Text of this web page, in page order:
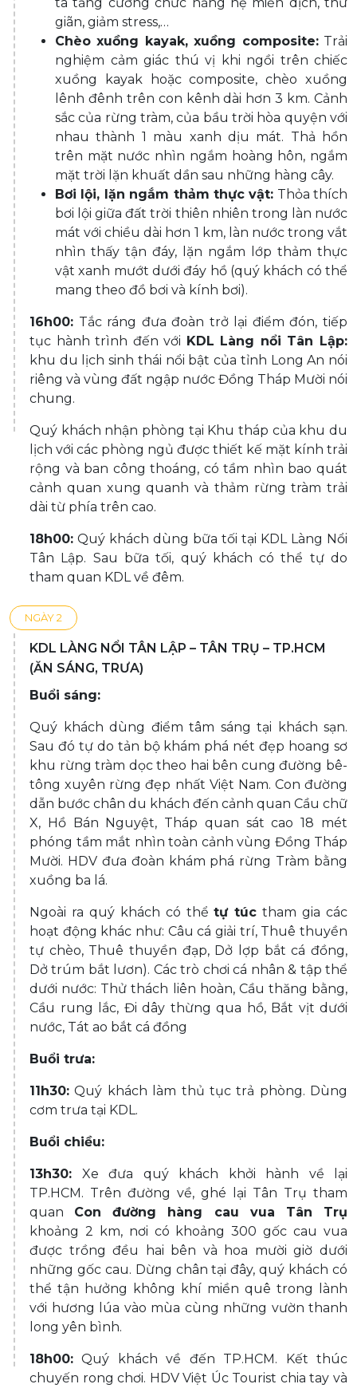
giãn, giảm stress,…
Chèo xuồng kayak, xuồng composite:Trải
nghiệm cảm giác thú vị khi ngồi trên chiếc
xuồng kayak hoặc composite, chèo xuồng
lênh đênh trên con kênh dài hơn 3 km. Cảnh
sắc của rừng tràm, của bầu trời hòa quyện với
nhau thành 1 màu xanh dịu mát. Thả hồn
trên mặt nước nhìn ngắm hoàng hôn, ngắm
mặt trời lặn khuất dần sau những hàng cây.
Bơi lội, lặn ngắm thảm thực vật: Thỏa thích
bơi lội giữa đất trời thiên nhiên trong làn nước
mát với chiều dài hơn 1 km, làn nước trong vắt
nhìn thấy tận đáy, lặn ngắm lớp thảm thực
vật xanh mướt dưới đáy hồ (quý khách có thể
mang theo đồ bơi và kính bơi).
16h00: Tắc ráng đưa đoàn trở lại điểm đón, tiếp
tục hành trình đến với KDL Làng nổi Tân Lập:
khu du lịch sinh thái nổi bật của tỉnh Long An nói
riêng và vùng đất ngập nước Đồng Tháp Mười nói
chung.
Quý khách nhận phòng tại Khu tháp của khu du
lịch với các phòng ngủ được thiết kế mặt kính trải
rộng và ban công thoáng, có tầm nhìn bao quát
cảnh quan xung quanh và thảm rừng tràm trải
dài từ phía trên cao.
18h00: Quý khách dùng bữa tối tại KDL Làng Nổi
Tân Lập. Sau bữa tối, quý khách có thể tự do
tham quan KDL về đêm.
NGÀY 2
KDL LÀNG NỔI TÂN LẬP – TÂN TRỤ – TP.HCM
(ĂN SÁNG, TRƯA)
Buổi sáng:
Quý khách dùng điểm tâm sáng tại khách sạn.
Sau đó tự do tản bộ khám phá nét đẹp hoang sơ
khu rừng tràm dọc theo hai bên cung đường bê-
tông xuyên rừng đẹp nhất Việt Nam. Con đường
dẫn bước chân du khách đến cảnh quan Cầu chữ
X, Hồ Bán Nguyệt, Tháp quan sát cao 18 mét
phóng tầm mắt nhìn toàn cảnh vùng Đồng Tháp
Mười. HDV đưa đoàn khám phá rừng Tràm bằng
xuồng ba lá.
Ngoài ra quý khách có thểtự túc tham gia các
hoạt động khác như: Câu cá giải trí, Thuê thuyền
tự chèo, Thuê thuyền đạp, Dở lợp bắt cá đồng,
Dở trúm bắt lươn). Các trò chơi cá nhân & tập thể
dưới nước: Thử thách liên hoàn, Cầu thăng bằng,
Cầu rung lắc, Đi dây thừng qua hồ, Bắt vịt dưới
nước, Tát ao bắt cá đồng
Buổi trưa:
11h30: Quý khách làm thủ tục trả phòng. Dùng
cơm trưa tại KDL.
Buổi chiều:
13h30: Xe đưa quý khách khởi hành về lại
TP.HCM. Trên đường về, ghé lại Tân Trụ tham
quan Con đường hàng cau vua Tân Trụ
khoảng 2 km, nơi có khoảng 300 gốc cau vua
được trồng đều hai bên và hoa mười giờ dưới
những gốc cau. Dừng chân tại đây, quý khách có
thể tận hưởng không khí miền quê trong lành
với hương lúa vào mùa cùng những vườn thanh
long yên bình.
18h00: Quý khách về đến TP.HCM. Kết thúc
chuyến rong chơi. HDV Việt Úc Tourist chia tay và